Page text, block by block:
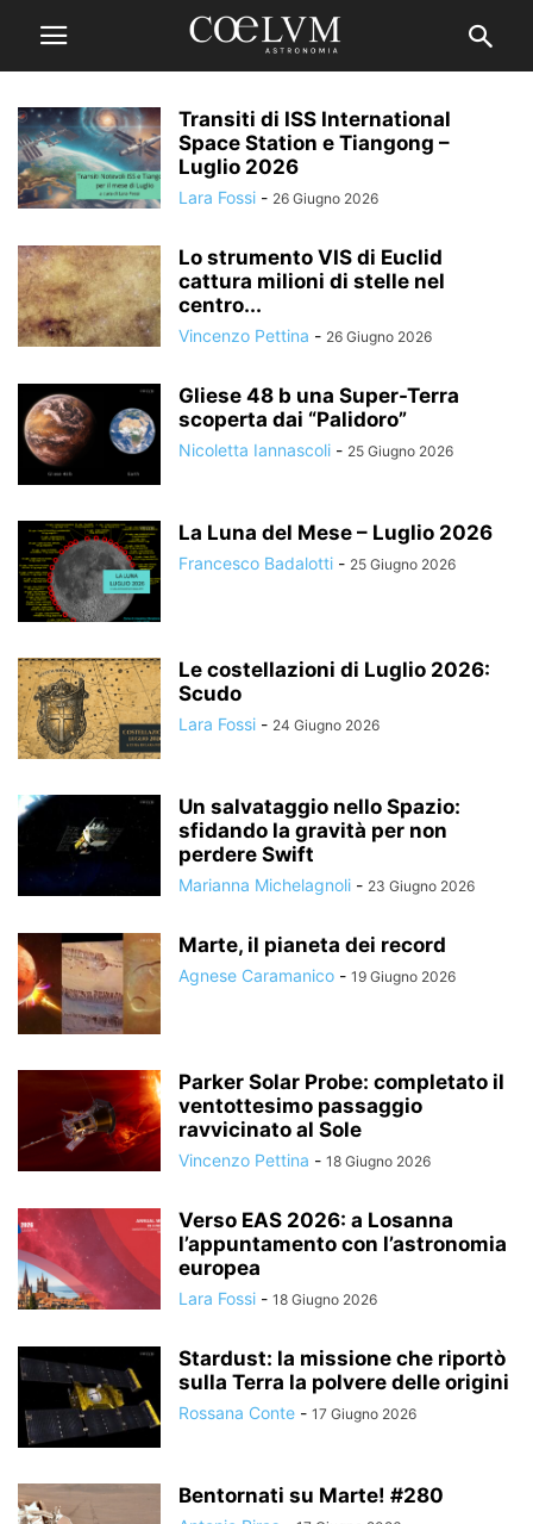
Transiti di ISS International
Space Station e Tiangong –
Luglio 2026
Lara Fossi - 26 Giugno 2026
Lo strumento VIS di Euclid
cattura milioni di stelle nel
centro...
Vincenzo Pettina - 26 Giugno 2026
Gliese 48 b una Super-Terra
scoperta dai “Palidoro”
Nicoletta Iannascoli - 25 Giugno 2026
La Luna del Mese – Luglio 2026
Francesco Badalotti - 25 Giugno 2026
Le costellazioni di Luglio 2026:
Scudo
Lara Fossi - 24 Giugno 2026
Un salvataggio nello Spazio:
sfidando la gravità per non
perdere Swift
Marianna Michelagnoli - 23 Giugno 2026
Marte, il pianeta dei record
Agnese Caramanico - 19 Giugno 2026
Parker Solar Probe: completato il
ventottesimo passaggio
ravvicinato al Sole
Vincenzo Pettina - 18 Giugno 2026
Verso EAS 2026: a Losanna
l’appuntamento con l’astronomia
europea
Lara Fossi - 18 Giugno 2026
Stardust: la missione che riportò
sulla Terra la polvere delle origini
Rossana Conte - 17 Giugno 2026
Bentornati su Marte! #280